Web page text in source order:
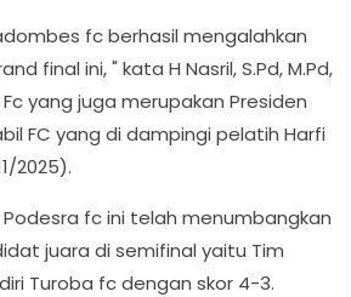
fc berhasil mengalahkan
final ini, " kata H Nasril, S.Pd, M.Pd,
yang juga merupakan Presiden
FC yang di dampingi pelatih Harfi
2025).
fc ini telah menumbangkan
juara di semifinal yaitu Tim
Turoba fc dengan skor 4-3.